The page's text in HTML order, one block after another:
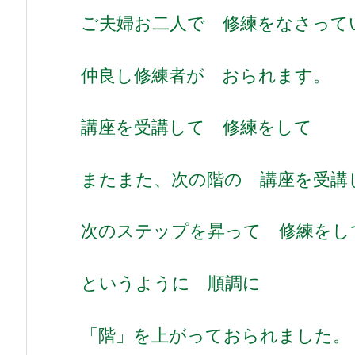
ご夫婦お二人で 修練をなさって
仲良し修練者が おられます。
講座を受講して 修練をして
またまた、次の階の 講座を受
次のステップを昇って 修練をし
というように 順調に
「階」を上がっておられました。